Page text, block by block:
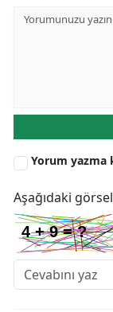
Yorum yazma
Aşağıdaki